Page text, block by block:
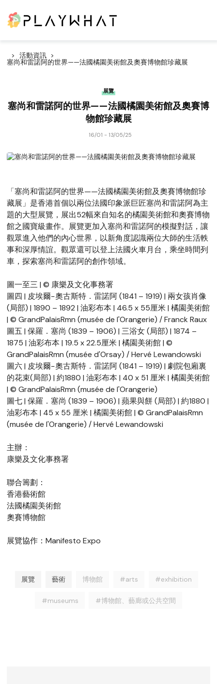
活動資訊
塞尚和雷諾阿的世界——法國橘園美術館及奧賽博物館珍藏展
展覽
塞尚和雷諾阿的世界——法國橘園美術館及奧賽博
物館珍藏展
16/01 - 13/05/25
「塞尚和雷諾阿的世界——法國橘園美術館及奧賽博物館珍
藏展」是香港首個以兩位法國印象派巨匠塞尚和雷諾阿為主
題的大型展覽，展出52幅來自知名的橘園美術館和奧賽博物
館之國寶級畫作。展覽更加入塞尚和雷諾阿的模擬對話，讓
觀眾進入他們的內心世界，以新角度認識兩位大師的生活軼
事和深厚情誼。觀眾還可以登上法國火車月台，乘坐時間列
車，探索塞尚和雷諾阿的創作領域。
圖一至三 | © 康樂及文化事務署
圖四 | 皮埃爾−奧古斯特．雷諾阿 (1841 – 1919) | 兩女孩肖像
(局部) | 1890 – 1892 | 油彩布本 | 46.5 x 55厘米 | 橘園美術館
| © GrandPalaisRmn (musée de l'Orangerie) / Franck Raux
圖五 | 保羅．塞尚 (1839 – 1906) | 三浴女 (局部) | 1874 –
1875 | 油彩布本 | 19.5 x 22.5厘米 | 橘園美術館 | ©
GrandPalaisRmn (musée d'Orsay) / Hervé Lewandowski
圖六 | 皮埃爾−奧古斯特．雷諾阿 (1841 – 1919) | 劇院包廂裏
的花束(局部) | 約1880 | 油彩布本 | 40 x 51 厘米 | 橘園美術館
| © GrandPalaisRmn (musée de l'Orangerie)
圖七 | 保羅．塞尚 (1839 – 1906) | 蘋果與餅 (局部) | 約1880 |
油彩布本 | 45 x 55 厘米 | 橘園美術館 | © GrandPalaisRmn
(musée de l'Orangerie) / Hervé Lewandowski
主辦：
康樂及文化事務署
聯合籌劃：
香港藝術館
法國橘園美術館
奧賽博物館
展覽協作：Manifesto Expo
展覽 藝術 博物館 #arts #exhibition
#museums #博物館、藝廊或公共空間